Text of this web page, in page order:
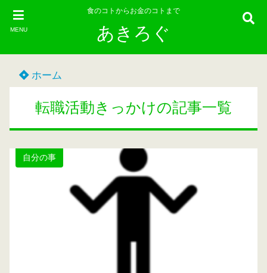
MENU
食のコトからお金のコトまで
あきろぐ
ホーム
転職活動きっかけの記事一覧
自分の事